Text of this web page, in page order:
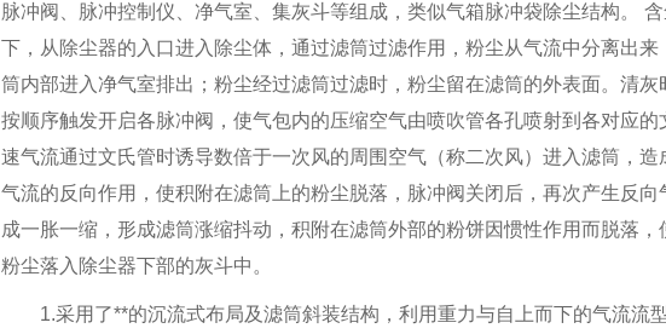
四川废气净化设备-活性炭吸附脱附催化燃烧 四川噪声治理设备-隔声门 四川布袋除尘-PL型系列单机
脉冲阀、脉冲控制仪、净气室、集灰斗等组成，类似气箱脉冲袋除尘结构。
下，从除尘器的入口进入除尘体，通过滤筒过滤作用，粉尘从气流中分离出
筒内部进入净气室排出；粉尘经过滤筒过滤时，粉尘留在滤筒的外表面。清
按顺序触发开启各脉冲阀，使气包内的压缩空气由喷吹管各孔喷射到各对应
速气流通过文氏管时诱导数倍于一次风的周围空气（称二次风）进入滤筒，
气流的反向作用，使积附在滤筒上的粉尘脱落，脉冲阀关闭后，再次产生反
成一胀一缩，形成滤筒涨缩抖动，积附在滤筒外部的粉饼因惯性作用而脱落
粉尘落入除尘器下部的灰斗中。
1.采用了**的沉流式布局及滤筒斜装结构，利用重力与自上而下的气流流